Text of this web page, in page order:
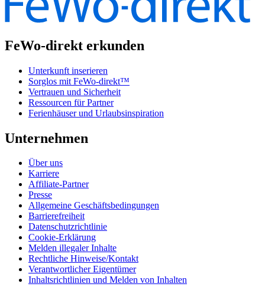
FeWo-direkt erkunden
Unterkunft inserieren
Sorglos mit FeWo-direkt™
Vertrauen und Sicherheit
Ressourcen für Partner
Ferienhäuser und Urlaubsinspiration
Unternehmen
Über uns
Karriere
Affiliate-Partner
Presse
Allgemeine Geschäftsbedingungen
Barrierefreiheit
Datenschutzrichtlinie
Cookie-Erklärung
Melden illegaler Inhalte
Rechtliche Hinweise/Kontakt
Verantwortlicher Eigentümer
Inhaltsrichtlinien und Melden von Inhalten